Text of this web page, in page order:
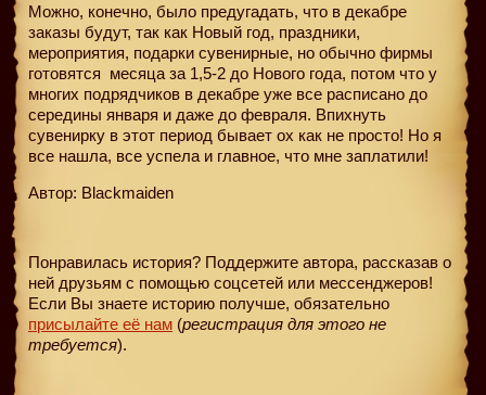
Можно, конечно, было предугадать, что в декабре
заказы будут, так как Новый год, праздники,
мероприятия, подарки сувенирные, но обычно фирмы
готовятся месяца за 1,5-2 до Нового года, потом что у
многих подрядчиков в декабре уже все расписано до
середины января и даже до февраля. Впихнуть
сувенирку в этот период бывает ох как не просто! Но я
все нашла, все успела и главное, что мне заплатили!
Автор: Blackmaiden
Понравилась история? Поддержите автора, рассказав о
ней друзьям с помощью соцсетей или мессенджеров!
Если Вы знаете историю получше, обязательно
присылайте её нам (регистрация для этого не
требуется).